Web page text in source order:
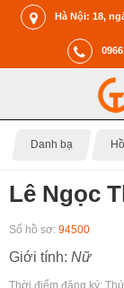
Hà Nội: 18,
Danh bạ
Lê Ngọc
Số hồ sơ: 94500
Giới tính: Nữ
Thời điểm đăng ký: